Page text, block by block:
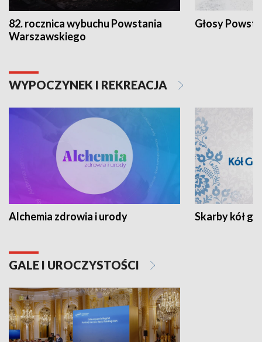
82. rocznica wybuchu Powstania
Warszawskiego
Głosy
WYPOCZYNEK I REKREACJA
Alchemia zdrowia i urody Skarby kół
GALE I UROCZYSTOŚCI